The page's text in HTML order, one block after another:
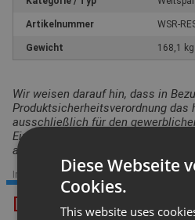
Artikelnummer WSR-
Gewicht 168,1 kg
Wir weisen darauf hin, dass in
Produktsicherheitsverordnung das
ausschließlich für den
Ein Einsatz durch Verbraucher i.S.
auszuschließen.
Im Sortiment seit: 02.02.2021|
Das könnte Ihnen
Diese Webseite
Cookies.
This website uses